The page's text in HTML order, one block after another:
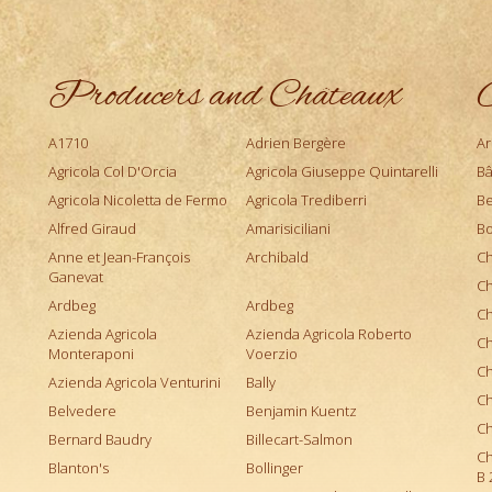
Domaine Rolet
Domaine Santamaria
Domaine Tempier
Domaine Thibault Liger-Belair
Domaine Trimbach
Domaine Vincent Pinard
Domaine Weinbach
Domaine Zind-Humbrecht
Domaines Ott
Dominique Hauvette
Eric Morgat
Héritage du Pic Saint Loup
Jean-François Ganevat
Le Cartel
Les Fils de Charles Trosset
Les Vignes de Paradis
Les Vignes Oubliées
Muriel Giudicelli
Château Magdelaine
Château Margaux
Château Mazeyres
Château Minuty
Château Montrose
Château Montus
Château Mouton Rothschild
Château Palmer
Château Rieussec
Château Roc de Cambes
Château Sigalas Rabaud
Château Simone
Château Talbot
Château Tertre Roteboeuf
Château Thivin
Château Tour de Marbuzet
Producers and Châteaux
A1710
Adrien Bergère
Agricola Col D'Orcia
Agricola Giuseppe Quintarelli
Agricola Nicoletta de Fermo
Agricola Trediberri
Alfred Giraud
Amarisiciliani
Anne et Jean-François
Ganevat
Archibald
Ardbeg
Ardbeg
Azienda Agricola
Monteraponi
Azienda Agricola Roberto
Voerzio
Azienda Agricola Venturini
Bally
Belvedere
Benjamin Kuentz
Bernard Baudry
Billecart-Salmon
Blanton's
Bollinger
B